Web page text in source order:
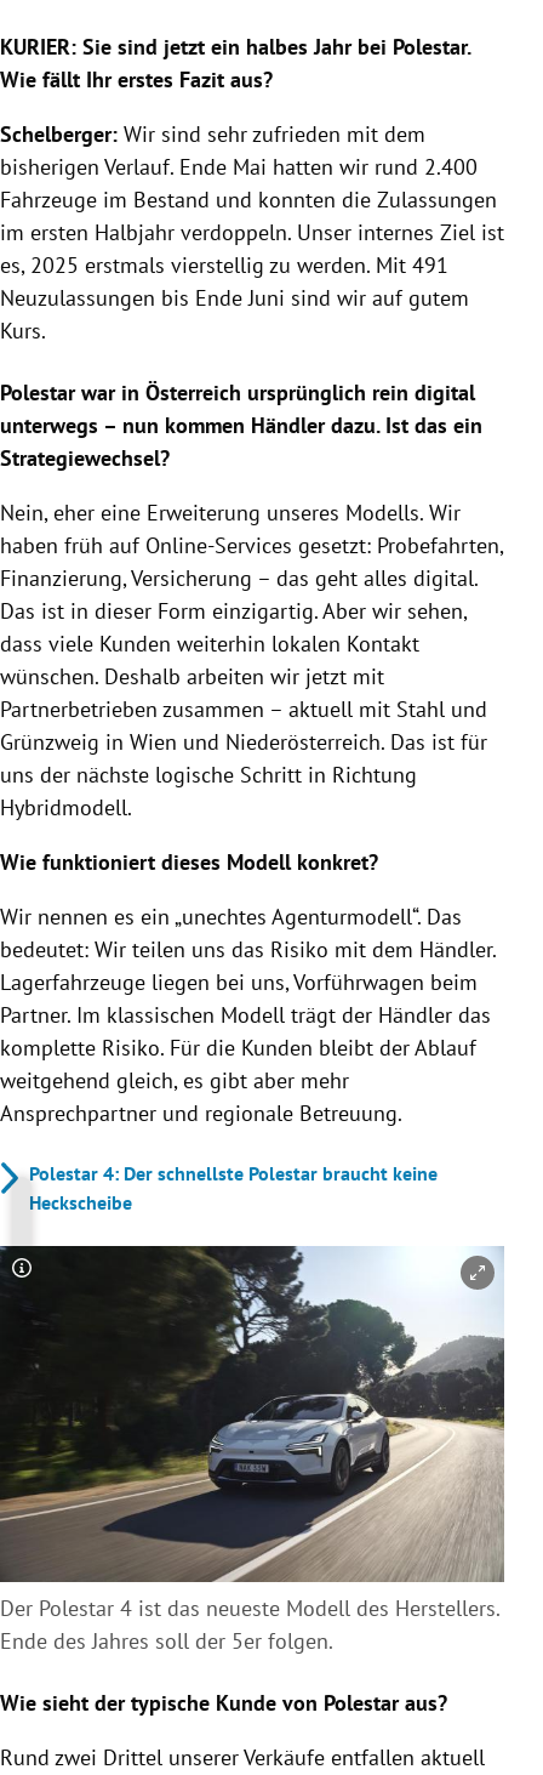
KURIER: Sie sind jetzt ein halbes Jahr bei Polestar.
Wie fällt Ihr erstes Fazit aus?
Schelberger: Wir sind sehr zufrieden mit dem
bisherigen Verlauf. Ende Mai hatten wir rund 2.400
Fahrzeuge im Bestand und konnten die Zulassungen
im ersten Halbjahr verdoppeln. Unser internes Ziel ist
es, 2025 erstmals vierstellig zu werden. Mit 491
Neuzulassungen bis Ende Juni sind wir auf gutem
Kurs.
Polestar war in Österreich ursprünglich rein digital
unterwegs – nun kommen Händler dazu. Ist das ein
Strategiewechsel?
Nein, eher eine Erweiterung unseres Modells. Wir
haben früh auf Online-Services gesetzt: Probefahrten,
Finanzierung, Versicherung – das geht alles digital.
Das ist in dieser Form einzigartig. Aber wir sehen,
dass viele Kunden weiterhin lokalen Kontakt
wünschen. Deshalb arbeiten wir jetzt mit
Partnerbetrieben zusammen – aktuell mit Stahl und
Grünzweig in Wien und Niederösterreich. Das ist für
uns der nächste logische Schritt in Richtung
Hybridmodell.
Wie funktioniert dieses Modell konkret?
Wir nennen es ein „unechtes Agenturmodell“. Das
bedeutet: Wir teilen uns das Risiko mit dem Händler.
Lagerfahrzeuge liegen bei uns, Vorführwagen beim
Partner. Im klassischen Modell trägt der Händler das
komplette Risiko. Für die Kunden bleibt der Ablauf
weitgehend gleich, es gibt aber mehr
Ansprechpartner und regionale Betreuung.
Polestar 4: Der schnellste Polestar braucht keine
Heckscheibe
Copyright-Hinweis öffnen/schließen
Der Polestar 4 ist das neueste Modell des Herstellers.
Ende des Jahres soll der 5er folgen.
Wie sieht der typische Kunde von Polestar aus?
Rund zwei Drittel unserer Verkäufe entfallen aktuell